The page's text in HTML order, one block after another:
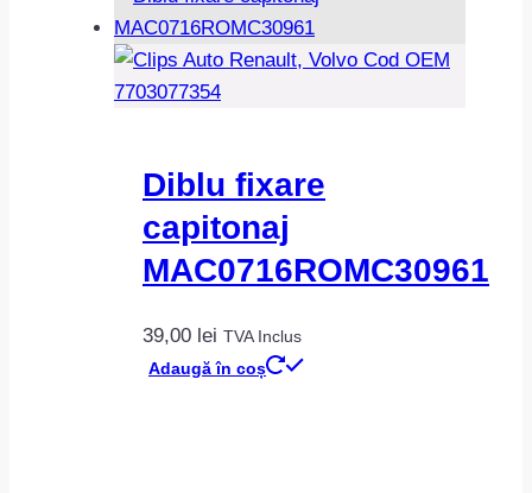
Diblu fixare
capitonaj
MAC0716ROMC30961
39,00 lei TVA Inclus
Adaugă în coș